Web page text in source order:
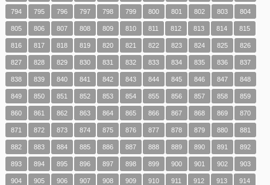
794 795 796 797 798 799 800 801 802 803 804
805 806 807 808 809 810 811 812 813 814 815
816 817 818 819 820 821 822 823 824 825 826
827 828 829 830 831 832 833 834 835 836 837
838 839 840 841 842 843 844 845 846 847 848
849 850 851 852 853 854 855 856 857 858 859
860 861 862 863 864 865 866 867 868 869 870
871 872 873 874 875 876 877 878 879 880 881
882 883 884 885 886 887 888 889 890 891 892
893 894 895 896 897 898 899 900 901 902 903
904 905 906 907 908 909 910 911 912 913 914